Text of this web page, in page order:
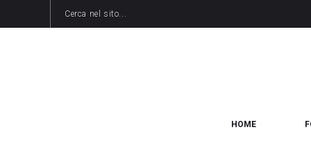
HOME